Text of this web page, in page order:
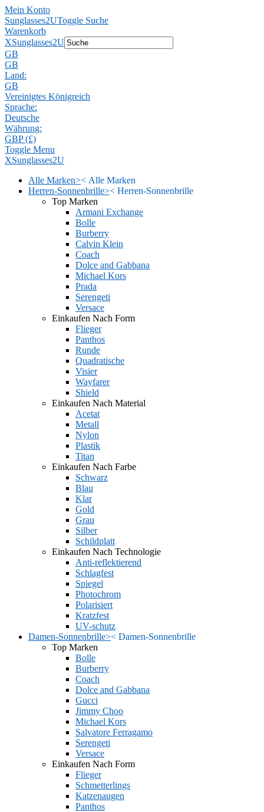
Mein Konto
Sunglasses2UToggle Suche
Warenkorb
XSunglasses2U
GB
GB
Land:
GB
Vereinigtes Königreich
Sprache:
Deutsche
Währung:
GBP (£)
Toggle Menu
XSunglasses2U
Alle Marken>< Alle Marken
Herren-Sonnenbrille>< Herren-Sonnenbrille
Top Marken
Armani Exchange
Bolle
Burberry
Calvin Klein
Coach
Dolce and Gabbana
Michael Kors
Prada
Serengeti
Versace
Einkaufen Nach Form
Flieger
Panthos
Runde
Quadratische
Visier
Wayfarer
Shield
Einkaufen Nach Material
Acetat
Metall
Nylon
Plastik
Titan
Einkaufen Nach Farbe
Schwarz
Blau
Klar
Gold
Grau
Silber
Schildplatt
Einkaufen Nach Technologie
Anti-reflektierend
Schlagfest
Spiegel
Photochrom
Polarisiert
Kratzfest
UV-schutz
Damen-Sonnenbrille>< Damen-Sonnenbrille
Top Marken
Bolle
Burberry
Coach
Dolce and Gabbana
Gucci
Jimmy Choo
Michael Kors
Salvatore Ferragamo
Serengeti
Versace
Einkaufen Nach Form
Flieger
Schmetterlings
Katzenaugen
Panthos